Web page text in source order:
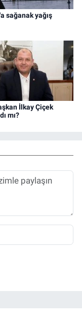
sağanak yağış
İlkay Çiçek
mı?